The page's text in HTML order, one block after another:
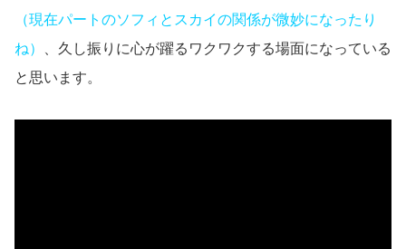
（現在パートのソフィとスカイの関係が微妙になったり
ね）
、久し振りに心が躍るワクワクする場面になっている
と思います。